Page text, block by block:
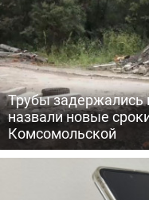
Трубы задержались
назвали новые
Комсомольской